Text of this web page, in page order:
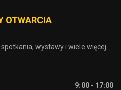
OTWARCIA
wystawy i wiele więcej.
9:00 - 17:00